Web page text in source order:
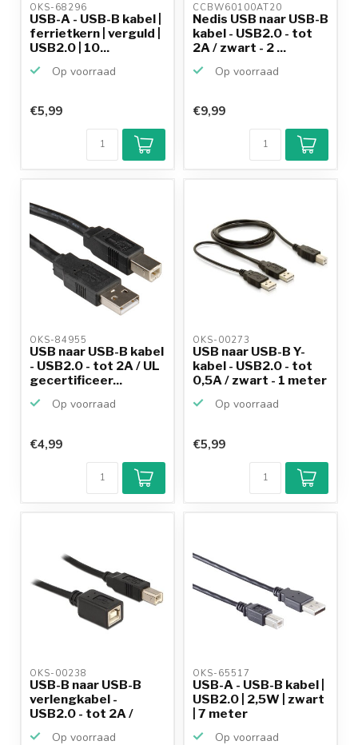
OKS-68296
USB-A - USB-B kabel |
ferrietkern | verguld |
USB2.0 | 10...
Op voorraad
€5,99
CCBW60100AT20
Nedis USB naar USB-B
kabel - USB2.0 - tot
2A / zwart - 2 ...
Op voorraad
9,2/10
Achteraf
betalen mogelijk
€9,99
OKS-84955
USB naar USB-B kabel
- USB2.0 - tot 2A / UL
gecertificeer...
Op voorraad
€4,99
OKS-00273
USB naar USB-B Y-
kabel - USB2.0 - tot
0,5A / zwart - 1 meter
Op voorraad
€5,99
OKS-00238
USB-B naar USB-B
verlengkabel -
USB2.0 - tot 2A /
Op voorraad
OKS-65517
USB-A - USB-B kabel |
USB2.0 | 2,5W | zwart
| 7 meter
Op voorraad